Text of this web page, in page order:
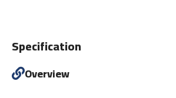
Specification
Overview